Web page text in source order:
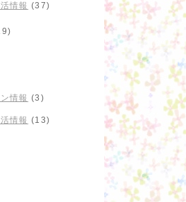
情報 (37)
情報 (3)
情報 (13)